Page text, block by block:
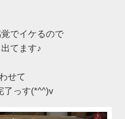
でイケるので
てます♪
せて
了っす(*^^)v